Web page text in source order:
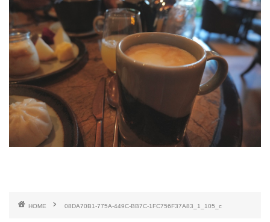
HOME 08DA70B1-775A-449C-BB7C-1FC756F37A83_1_105_c